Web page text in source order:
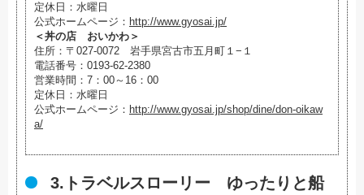
定休日：水曜日
公式ホームページ： http://www.gyosai.jp/
＜丼の店 おいかわ＞
住所： 〒027-0072 岩手県宮古市五月町１−１
電話番号：0193-62-2380
営業時間：7：00～16：00
定休日：水曜日
公式ホームページ： http://www.gyosai.jp/shop/dine/don-oikaw
a/
3.トラベルスローリー ゆったりと船